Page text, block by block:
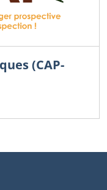
(CAP-